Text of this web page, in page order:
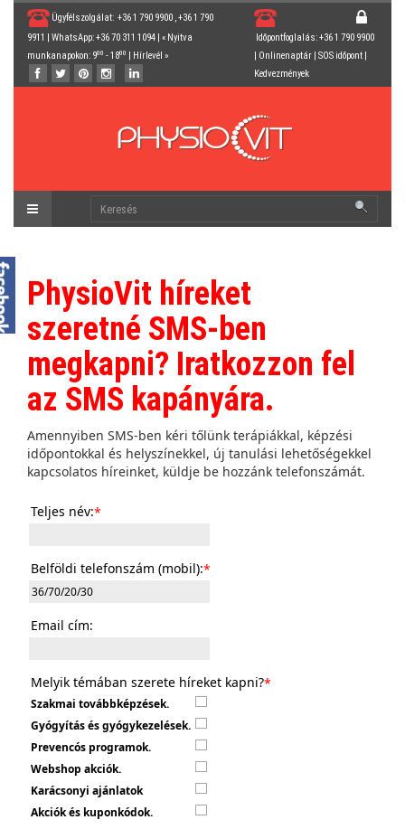
Ügyfélszolgálat: +36 1 790 9900 , +36 1 790
9911 | WhatsApp: +36 70 311 1094 | « Nyitva
munkanapokon: 900 - 1800 Hírlevél »
Időpontfoglalás: +36 1 790 9900
Onlinenaptár| SOS időpont|
Kedvezmények
PhysioVit híreket
szeretné SMS-ben
megkapni? Iratkozzon fel
az SMS kapányára.
Amennyiben SMS-ben kéri tőlünk terápiákkal, képzési
időpontokkal és helyszínekkel, új tanulási lehetőségekkel
kapcsolatos híreinket, küldje be hozzánk telefonszámát.
Teljes név:*
Belföldi telefonszám (mobil):*
Email cím:
Melyik témában szerete híreket kapni?*
Szakmai továbbképzések.
Gyógyítás és gyógykezelések.
Prevencós programok.
Webshop akciók.
Karácsonyi ajánlatok
Akciók és kuponkódok.